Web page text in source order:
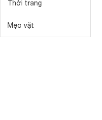
Thời trang
Mẹo vặt